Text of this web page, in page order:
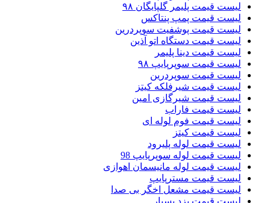
لیست قیمت پلیمر گلپایگان ۹۸
لیست قیمت پمپ پنتاکس
لیست قیمت پوشفیت سوپردرین
لیست قیمت دستگاه اتو آذین
لیست قیمت دینا پلیمر
لیست قیمت سوپرپایپ ۹۸
لیست قیمت سوپردرین
لیست قیمت شیرفلکه کیتز
لیست قیمت شیرگازی امین
لیست قیمت فاراب
لیست قیمت فوم لوله ای
لیست قیمت کیتز
لیست قیمت لوله پلیرود
لیست قیمت لوله سوپرپایپ 98
لیست قیمت لوله مانیسمان اهوازی
لیست قیمت مسترپایپ
لیست قیمت مشعل اخگر بی صدا
لیست قیمت یزد بسپار